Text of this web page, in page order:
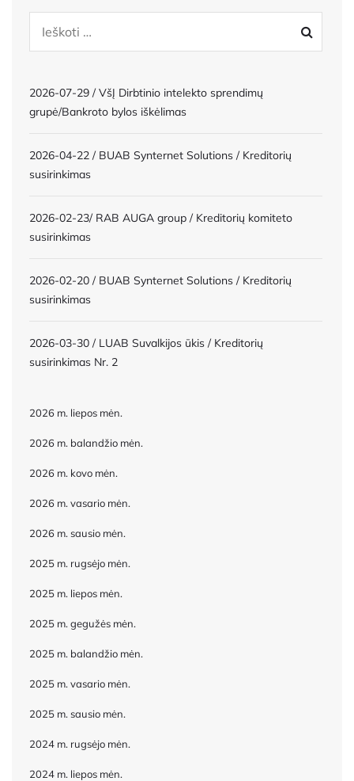
2026-07-29 / VšĮ Dirbtinio intelekto sprendimų
grupė/Bankroto bylos iškėlimas
2026-04-22 / BUAB Synternet Solutions / Kreditorių
susirinkimas
2026-02-23/ RAB AUGA group / Kreditorių komiteto
susirinkimas
2026-02-20 / BUAB Synternet Solutions / Kreditorių
susirinkimas
2026-03-30 / LUAB Suvalkijos ūkis / Kreditorių
susirinkimas Nr. 2
2026 m. liepos mėn.
2026 m. balandžio mėn.
2026 m. kovo mėn.
2026 m. vasario mėn.
2026 m. sausio mėn.
2025 m. rugsėjo mėn.
2025 m. liepos mėn.
2025 m. gegužės mėn.
2025 m. balandžio mėn.
2025 m. vasario mėn.
2025 m. sausio mėn.
2024 m. rugsėjo mėn.
2024 m. liepos mėn.